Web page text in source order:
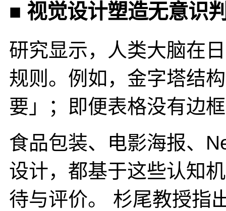
■ 视觉设计塑造无意识
研究显示，人类大脑在
规则。例如，金字塔结
要」；即便表格没有边
食品包装、电影海报、
设计，都基于这些认知
待与评价。 杉尾教授指